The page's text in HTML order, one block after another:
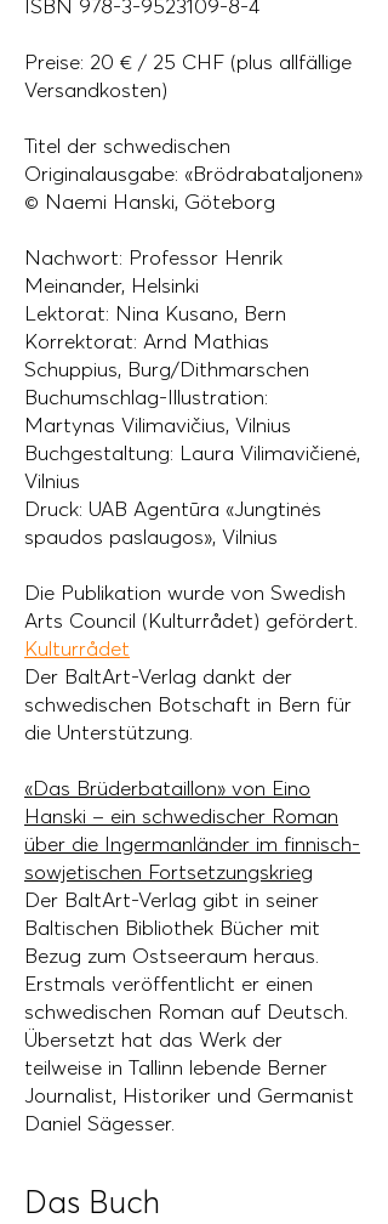
ISBN 978-3-9523109-8-4
Preise: 20 € / 25 CHF (plus allfällige
Versandkosten)
Titel der schwedischen
Originalausgabe: «Brödrabataljonen»
© Naemi Hanski, Göteborg
Nachwort: Professor Henrik
Meinander, Helsinki
Lektorat: Nina Kusano, Bern
Korrektorat: Arnd Mathias
Schuppius, Burg/Dithmarschen
Buchumschlag-Illustration:
Martynas Vilimavičius, Vilnius
Buchgestaltung: Laura Vilimavičienė,
Vilnius
Druck: UAB Agentūra «Jungtinės
spaudos paslaugos», Vilnius
Die Publikation wurde von Swedish
Arts Council (Kulturrådet) gefördert.
Kulturrådet
Der BaltArt-Verlag dankt der
schwedischen Botschaft in Bern für
die Unterstützung.
«Das Brüderbataillon» von Eino
Hanski – ein schwedischer Roman
über die Ingermanländer im finnisch-
sowjetischen Fortsetzungskrieg
Der BaltArt-Verlag gibt in seiner
Baltischen Bibliothek Bücher mit
Bezug zum Ostseeraum heraus.
Erstmals veröffentlicht er einen
schwedischen Roman auf Deutsch.
Übersetzt hat das Werk der
teilweise in Tallinn lebende Berner
Journalist, Historiker und Germanist
Daniel Sägesser.
Das Buch